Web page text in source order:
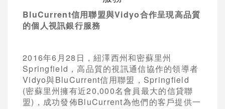
BluCurrent信用聯盟與Vidyo合作呈現高品質
的個人視訊銀行服務
2016年6月28日，紐澤西州和密蘇里州
Springfield，高品質的視訊通信協作的領導者
Vidyo與BluCurrent信用聯盟，Springfield
(密蘇里州擁有近20,000名會員最大的信貸聯
盟)，成功發佈BluCurrent為他們的客戶提供一